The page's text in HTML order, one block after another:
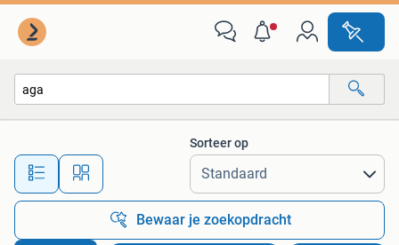
Alle afstanden…
Sorteer op
Bewaar je zoekopdracht